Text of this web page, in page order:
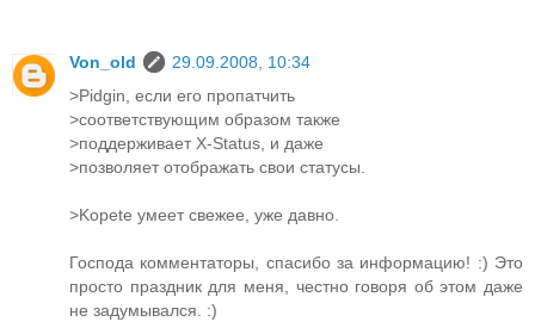
Von_old
29.09.2008, 10:34
>Pidgin, если его пропатчить
>соответствующим образом также
>поддерживает X-Status, и даже
>позволяет отображать свои статусы.
>Kopete умеет свежее, уже давно.
Господа комментаторы, спасибо за информацию! :) Это
просто праздник для меня, честно говоря об этом даже
не задумывался. :)